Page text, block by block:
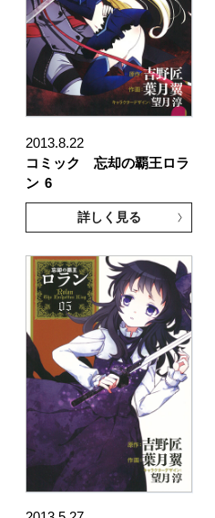
2013.8.22
コミック 忘却の覇王ロラ
ン 6
詳しく見る